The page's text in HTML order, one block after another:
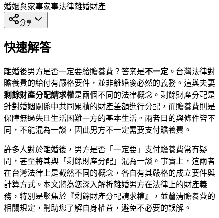
婚姻與家事家事法律離婚財產
分享
快速解答
離婚後男方是否一定要給贍養費？答案是不一定 。台灣法律對
贍養費的給付有嚴格要件，並非離婚後必然的義務。這與夫妻
剩餘財產分配請求權是兩個不同的法律概念。剩餘財產分配是
針對婚姻關係中共同累積的財產差額進行分配，而贍養費則是
保障無過失且生活困難一方的基本生活。兩者目的與條件皆不
同，不能混為一談，因此男方不一定需要支付贍養費。
許多人對於離婚後，男方是否「一定要」支付贍養費常有疑
問，甚至將其與「剩餘財產分配」混為一談。事實上，這兩者
在台灣法律上是截然不同的概念，各自有其嚴格的成立要件與
計算方式。本文將為您深入解析離婚男方在法律上的財產義
務，特別是聚焦於『剩餘財產分配請求權』，並釐清贍養費的
相關規定，幫助您了解自身權益，避免不必要的誤解。